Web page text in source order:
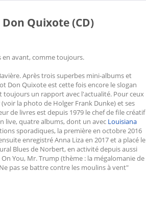
Quixote (CD)
en avant, comme toujours.
Après trois superbes mini-albums et
Don Quixote est cette fois encore le slogan
un rapport avec l'actualité. Pour ceux
la photo de Holger Frank Dunke) et ses
de livres est depuis 1979 le chef de file créatif
live, quatre albums, dont un avec Louisiana
sporadiques, la première en octobre 2016
enregistré Anna Liza en 2017 et a placé le
Blues de Norbert, en activité depuis aussi
You, Mr. Trump (thème : la mégalomanie de
pas se battre contre les moulins à vent"